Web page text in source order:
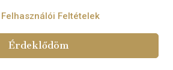
Felhasználói Feltételek
Érdeklődöm